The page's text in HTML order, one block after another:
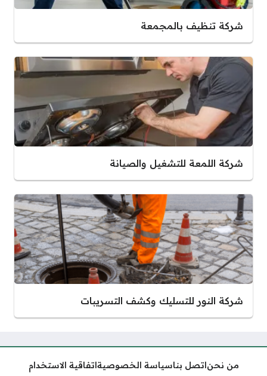
شركة تنظيف بالمجمعة
شركة اللمعة للتشغيل والصيانة
شركة النور للتسليك وكشف التسريبات
من نحناتصل بناسياسة الخصوصيةاتفاقية الاستخدام